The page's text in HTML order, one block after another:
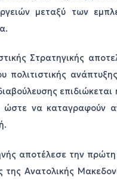
μεταξύ των
Στρατηγικής
πολιτιστικής
να καταγραφούν
αποτέλεσε την
της Ανατολικής